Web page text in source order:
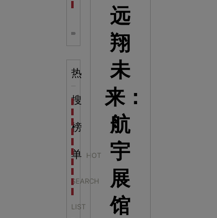
全息体验馆设计：打造身临其境的奇妙世界
热
搜
榜
单 HOT
SEARCH
LIST
科学梦成功中标公主岭市科技馆新馆项目
科学梦中标天门市科技馆
科学梦中标中国科学技术馆2022年中国流动科技馆
科学梦中标洛阳市科学技术馆展品采购项目
科学梦中标方城县科技馆展厅升级项目
科学梦中标濮阳县科技馆公共安全体验馆项目
科学梦集团中标广西大学海洋科教馆项目
科学梦集团中标淮师附小科技长廊展项目
科学梦集团中标洪泽湖治理保护展示馆项目
远
翔
未
来：
航
宇
展
馆